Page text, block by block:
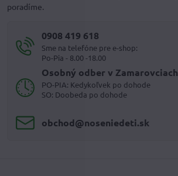
poradíme.
0908 419 618
Sme na telefóne pre e-shop:
Po-Pia - 8.00 -18.00
Osobný odber v Zamarovciach
PO-PIA: Kedykoľvek po dohode
SO: Doobeda po dohode
obchod​@noseniedeti​.sk